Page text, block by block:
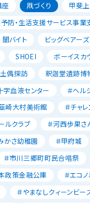
座 凧づくり 甲斐
防・生活支援サービス事業
闇バイト ビッグベアーズ
SHOEI ボーイスカ
偶探訪 釈迦堂遺跡博
字血液センター
＃ヘル
崎大村美術館
＃チャ
ルクラブ ＃河西歩果さ
かさ幼稚園 ＃甲府城
＃市川三郷町町民合唱祭
政策金融公庫
＃エコ
＃やまなしクィーンビー